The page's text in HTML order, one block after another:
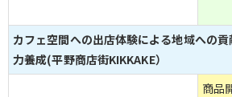
カフェ空間への出店体験による地域への
力養成(平野商店街KIKKAKE）
商品